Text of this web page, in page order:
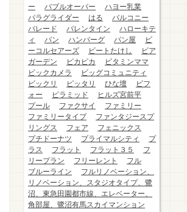
ー
バブルオーバー
ハヨー乳業
パラグライダー
はる
バルコニー
パレード
バレンタイン
ハローキテ
ィ
パン ハンバーグ パン屋
ビ
ーコルセアーズ
ビートたけし
ビア
ガーデン
ピカピカ
ビタミンママ
ビックカメラ
ビッグコミュニティ
ビックリ
ピッタリ ひな壇
ビフ
ォー
ピラミッド
ヒルズ宮前平
プール
ファクサイ
ファミリー
ファミリータイプ
ファンタジースプ
リングス
フェア
フェニックス
プチドーナツ
プライマルシティ
プ
ラス
フラット フラット３５
フ
リープラン
フリーレント
フル
ブルーライン
フルリノベーション、
リノベーション、スタジオタイプ、鷺
沼、東急田園都市線、エレベーター、
角部屋、鷺沼有馬スカイマンション